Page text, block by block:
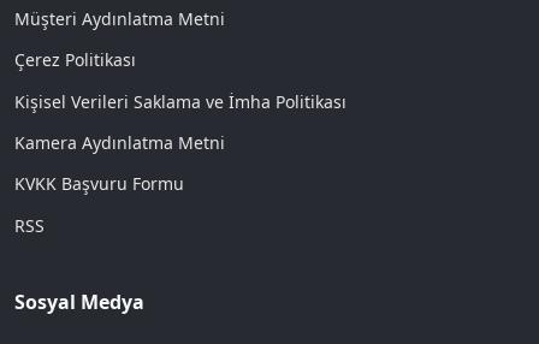
Müşteri Aydınlatma Metni
Çerez Politikası
Kişisel Verileri Saklama ve İmha Politikası
Kamera Aydınlatma Metni
KVKK Başvuru Formu
RSS
Sosyal Medya